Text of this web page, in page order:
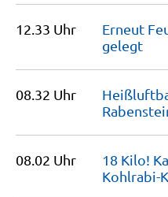
12.33 Uhr
Erneut
gelegt
08.32 Uhr
08.02 Uhr
18 Kilo!
Kohlrabi-